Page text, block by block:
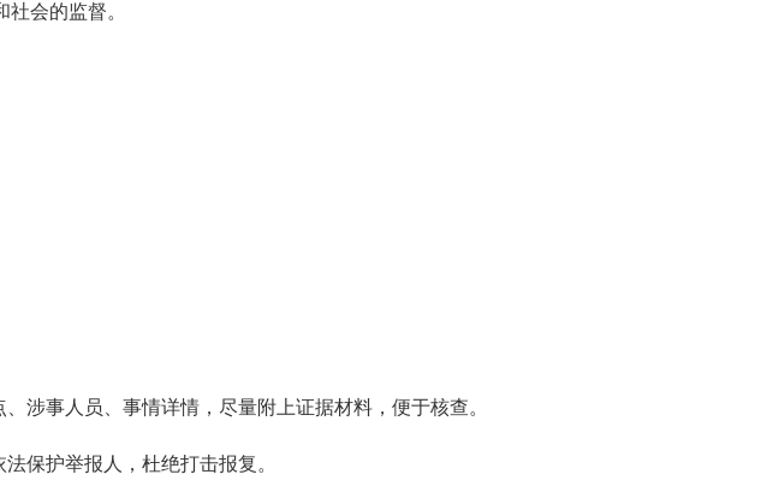
会的监督。
涉事人员、事情详情，尽量附上证据材料，便于核查。
保护举报人，杜绝打击报复。